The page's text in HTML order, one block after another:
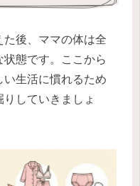
後、ママの体は全
態です。ここから
生活に慣れるため
していきましょ